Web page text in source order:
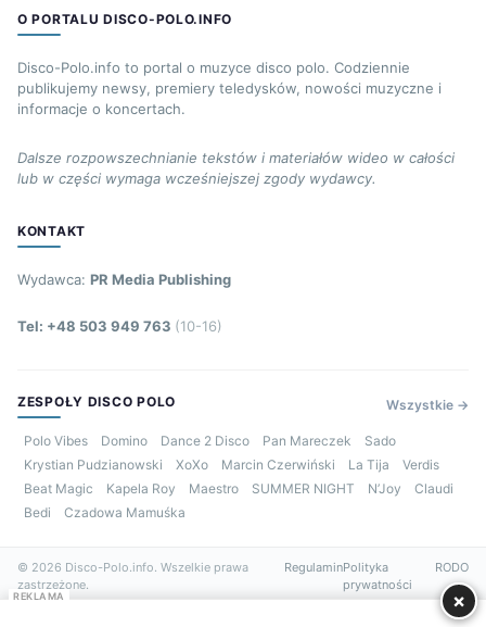
O PORTALU DISCO-POLO.INFO
Disco-Polo.info to portal o muzyce disco polo. Codziennie
publikujemy newsy, premiery teledysków, nowości muzyczne i
informacje o koncertach.
Dalsze rozpowszechnianie tekstów i materiałów wideo w całości
lub w części wymaga wcześniejszej zgody wydawcy.
KONTAKT
Wydawca: PR Media Publishing
Tel: +48 503 949 763 (10-16)
ZESPOŁY DISCO POLO Wszystkie →
Polo Vibes Domino Dance 2 Disco Pan Mareczek
Sado
Krystian Pudzianowski
XoXo Marcin Czerwiński La Tija
Verdis
Beat Magic
Kapela Roy Maestro SUMMER NIGHT N’Joy
Claudi
Bedi
Czadowa Mamuśka
© 2026 Disco-Polo.info. Wszelkie prawa
zastrzeżone.
RegulaminPolityka
prywatności
RODO
REKLAMA ×